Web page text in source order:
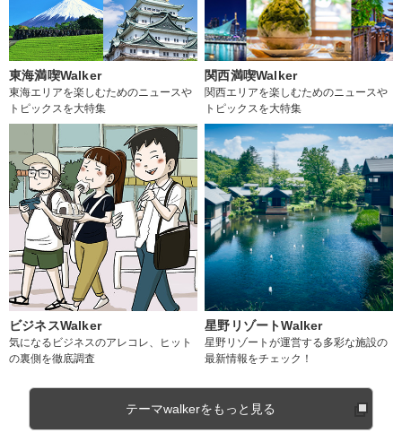
東海満喫Walker
東海エリアを楽しむためのニュースや
トピックスを大特集
関西満喫Walker
関西エリアを楽しむためのニュースや
トピックスを大特集
ビジネスWalker
気になるビジネスのアレコレ、ヒット
の裏側を徹底調査
星野リゾートWalker
星野リゾートが運営する多彩な施設の
最新情報をチェック！
テーマwalkerをもっと見る